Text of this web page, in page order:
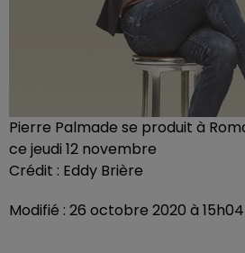
Pierre Palmade se produit à
ce jeudi 12 novembre
Crédit : Eddy Brière
Modifié : 26 octobre 2020 à